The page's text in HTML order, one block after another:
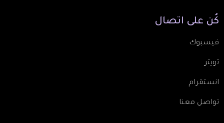
كُن على اتصال
فيسبوك
تويتر
انستقرام
تواصل معنا